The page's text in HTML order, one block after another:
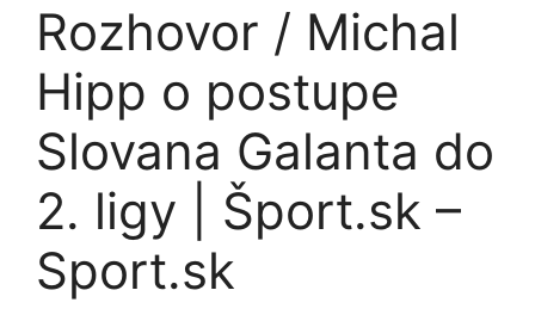
Rozhovor / Michal
Hipp o postupe
Slovana Galanta do
2. ligy | Šport.sk –
Sport.sk